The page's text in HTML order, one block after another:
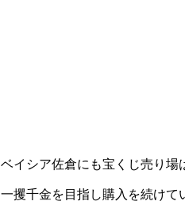
ベイシア佐倉にも宝くじ売り場
一攫千金を目指し購入を続けて